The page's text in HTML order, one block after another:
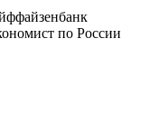
по России